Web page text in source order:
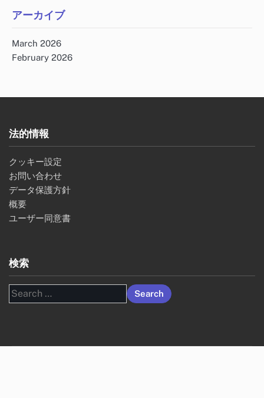
アーカイブ
March 2026
February 2026
法的情報
クッキー設定
お問い合わせ
データ保護方針
概要
ユーザー同意書
検索
Search
for: